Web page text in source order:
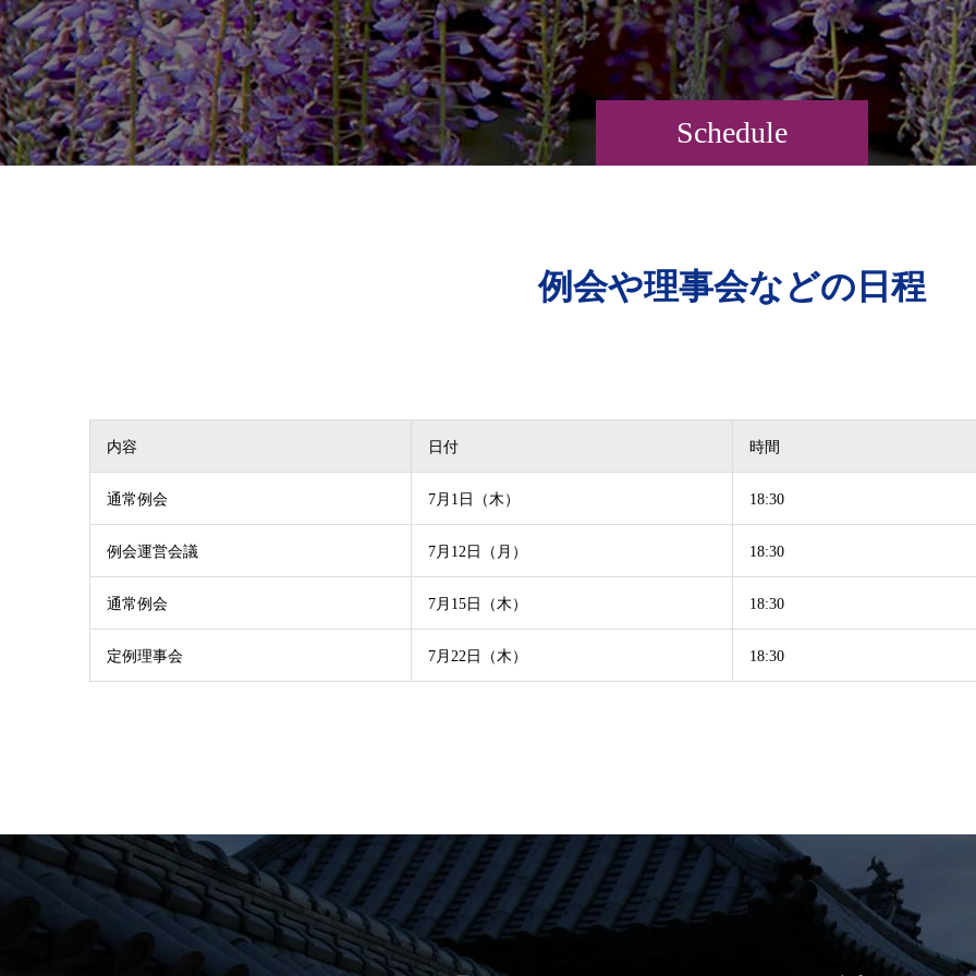
Schedule
例会や理事会などの日程
内容 日付 時間
通常例会 7月1日（木） 18:30
例会運営会議 7月12日（月） 18:30
通常例会 7月15日（木） 18:30
定例理事会 7月22日（木） 18:30